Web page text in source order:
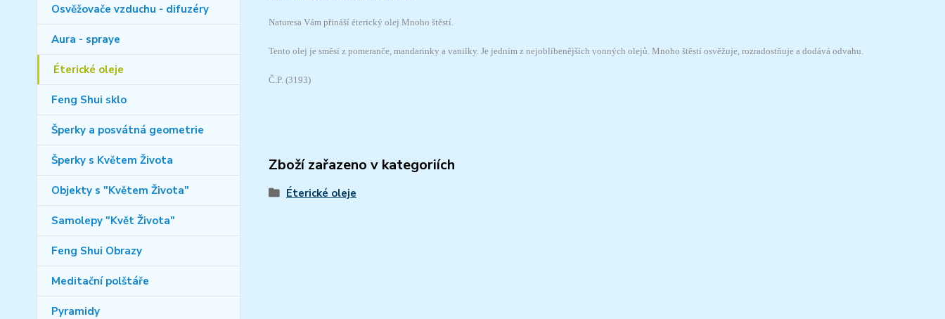
Osvěžovače vzduchu - difuzéry
Aura - spraye
Éterické oleje
Feng Shui sklo
Šperky a posvátná geometrie
Šperky s Květem Života
Objekty s "Květem Života"
Samolepy "Květ Života"
Feng Shui Obrazy
Meditační polštáře
Pyramidy
Naturesa Vám přináší éterický olej Mnoho štěstí.
Tento olej je směsí z pomeranče, mandarinky a vanilky. Je jedním z nejoblíbenějších vonných olejů. Mnoho štěstí osvěžuje, rozradostňuje a dodává odvahu.
Č.P. (3193)
Zboží zařazeno v kategoriích
Éterické oleje